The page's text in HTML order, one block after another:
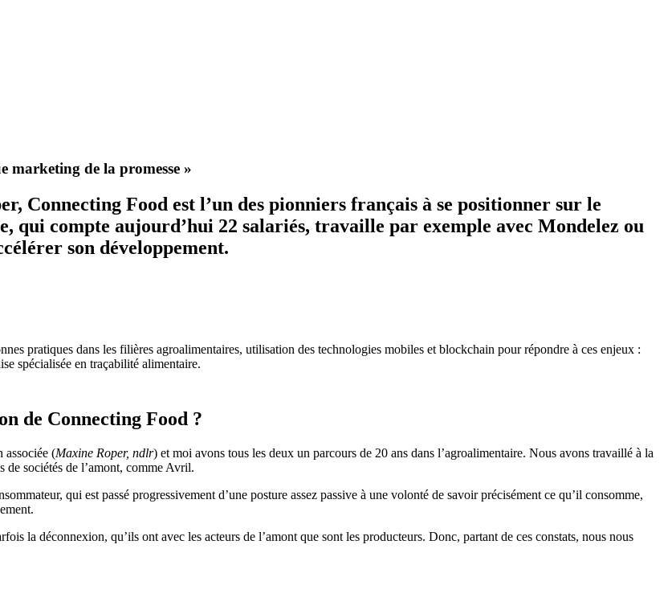
marketing de la promesse »
Connecting Food est l’un des pionniers français à se positionner sur le
qui compte aujourd’hui 22 salariés, travaille par exemple avec Mondelez ou
son développement.
pratiques dans les filières agroalimentaires, utilisation des technologies mobiles et blockchain pour répondre à ces enjeux :
spécialisée en traçabilité alimentaire.
de Connecting Food ?
associée (Maxine Roper, ndlr) et moi avons tous les deux un parcours de 20 ans dans l’agroalimentaire. Nous avons travaillé à la
de sociétés de l’amont, comme Avril.
qui est passé progressivement d’une posture assez passive à une volonté de savoir précisément ce qu’il consomme,
la déconnexion, qu’ils ont avec les acteurs de l’amont que sont les producteurs. Donc, partant de ces constats, nous nous